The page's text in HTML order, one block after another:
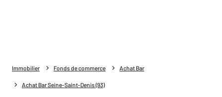
Immobilier Fonds de commerce Achat Bar
Achat Bar Seine-Saint-Denis (93)